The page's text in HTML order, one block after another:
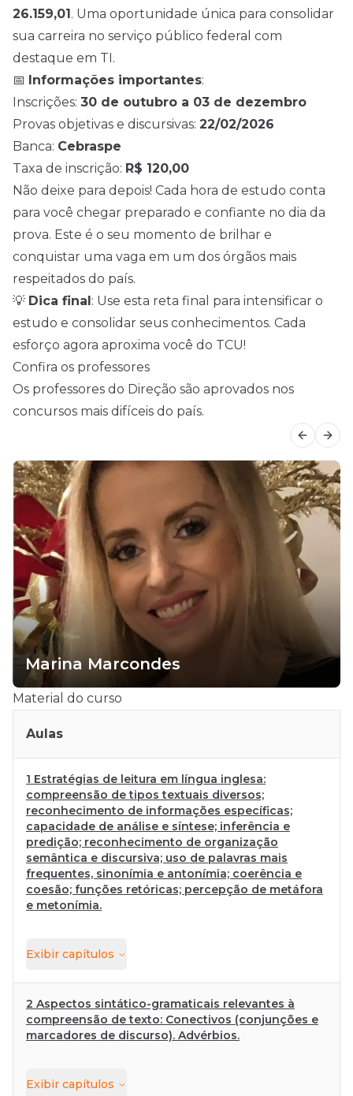
26.159,01. Uma oportunidade única para consolidar
sua carreira no serviço público federal com
destaque em TI.
📅 Informações importantes:
Inscrições: 30 de outubro a 03 de dezembro
Provas objetivas e discursivas: 22/02/2026
Banca: Cebraspe
Taxa de inscrição: R$ 120,00
Não deixe para depois! Cada hora de estudo conta
para você chegar preparado e confiante no dia da
prova. Este é o seu momento de brilhar e
conquistar uma vaga em um dos órgãos mais
respeitados do país.
💡 Dica final: Use esta reta final para intensificar o
estudo e consolidar seus conhecimentos. Cada
esforço agora aproxima você do TCU!
Confira os professores
Os professores do Direção são aprovados nos
concursos mais difíceis do país.
Marina Marcondes
Material do curso
Aulas
1 Estratégias de leitura em língua inglesa:
compreensão de tipos textuais diversos;
reconhecimento de informações específicas;
capacidade de análise e síntese; inferência e
predição; reconhecimento de organização
semântica e discursiva; uso de palavras mais
frequentes, sinonímia e antonímia; coerência e
coesão; funções retóricas; percepção de metáfora
e metonímia.
Exibir capítulos
2 Aspectos sintático-gramaticais relevantes à
compreensão de texto: Conectivos (conjunções e
marcadores de discurso). Advérbios.
Exibir capítulos